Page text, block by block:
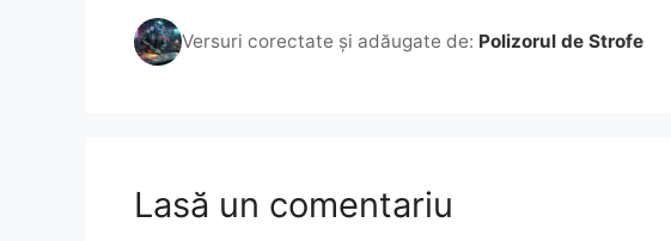
Versuri corectate și adăugate de: Polizorul de Strofe
Lasă un comentariu